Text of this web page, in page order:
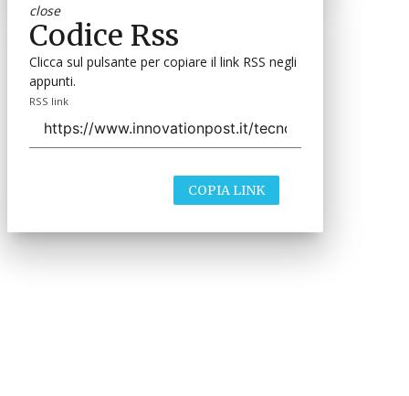
close
Codice Rss
Clicca sul pulsante per copiare il link RSS negli
appunti.
RSS link
COPIA LINK